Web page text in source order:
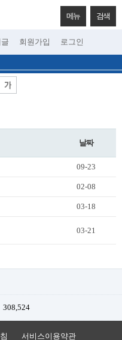
메뉴 검색
회원가입 로그인
날짜
09-23
02-08
03-18
03-21
308,524
서비스이용약관